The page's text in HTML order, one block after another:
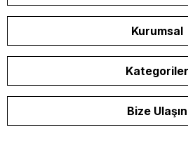
Kurumsal
Kategoriler
Bize Ulaşın